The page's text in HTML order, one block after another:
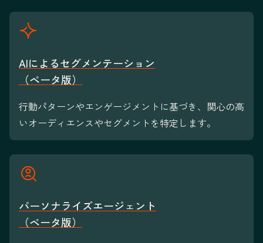
AIによるセグメンテーション
（ベータ版）
行動パターンやエンゲージメントに基づき、関心の高
いオーディエンスやセグメントを特定します。
パーソナライズエージェント
（ベータ版）